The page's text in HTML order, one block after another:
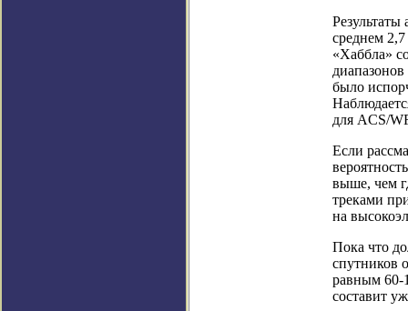
среднем
«Хаббла»
было
для ACS/
Если
выше, чем
треками
на
Пока что
спутников
равным 60-
составит